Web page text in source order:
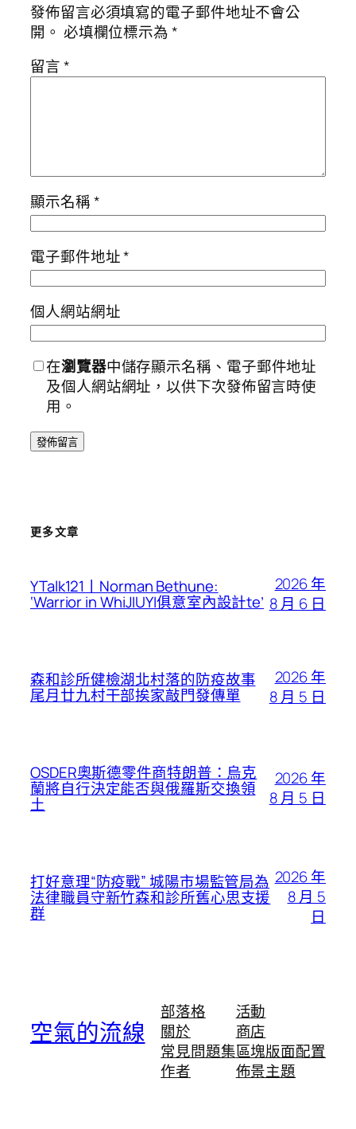
發佈留言必須填寫的電子郵件地址不會公
開。 必填欄位標示為*
留言*
顯示名稱*
電子郵件地址*
個人網站網址
在瀏覽器中儲存顯示名稱、電子郵件地址
及個人網站網址，以供下次發佈留言時使
用。
更多文章
YTalk121丨Norman Bethune:
‘Warrior in WhiJIUYI俱意室內設計te’
2026 年
8 月 6 日
森和診所健檢湖北村落的防疫故事
尾月廿九村干部挨家敲門發傳單
2026 年
8 月 5 日
OSDER奧斯德零件商特朗普：烏克
蘭將自行決定能否與俄羅斯交換領
土
2026 年
8 月 5 日
打好意理“防疫戰” 城陽市場監管局為
法律職員守新竹森和診所舊心思支援
群
2026 年
8 月 5
日
空氣的流線
部落格
關於
常見問題集
作者
活動
商店
區塊版面配置
佈景主題